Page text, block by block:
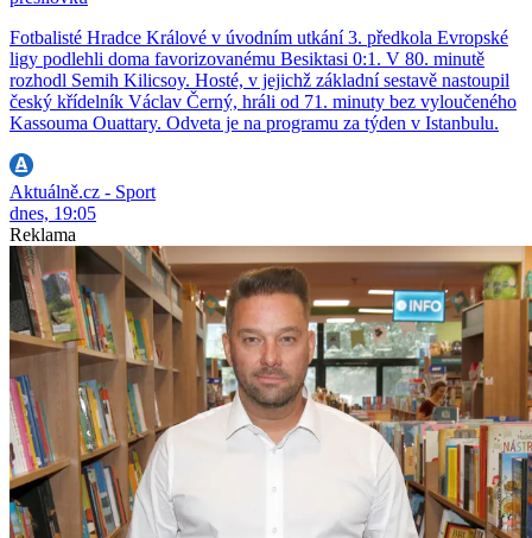
Fotbalisté Hradce Králové v úvodním utkání 3. předkola Evropské
ligy podlehli doma favorizovanému Besiktasi 0:1. V 80. minutě
rozhodl Semih Kilicsoy. Hosté, v jejichž základní sestavě nastoupil
český křídelník Václav Černý, hráli od 71. minuty bez vyloučeného
Kassouma Ouattary. Odveta je na programu za týden v Istanbulu.
Aktuálně.cz - Sport
dnes, 19:05
Reklama